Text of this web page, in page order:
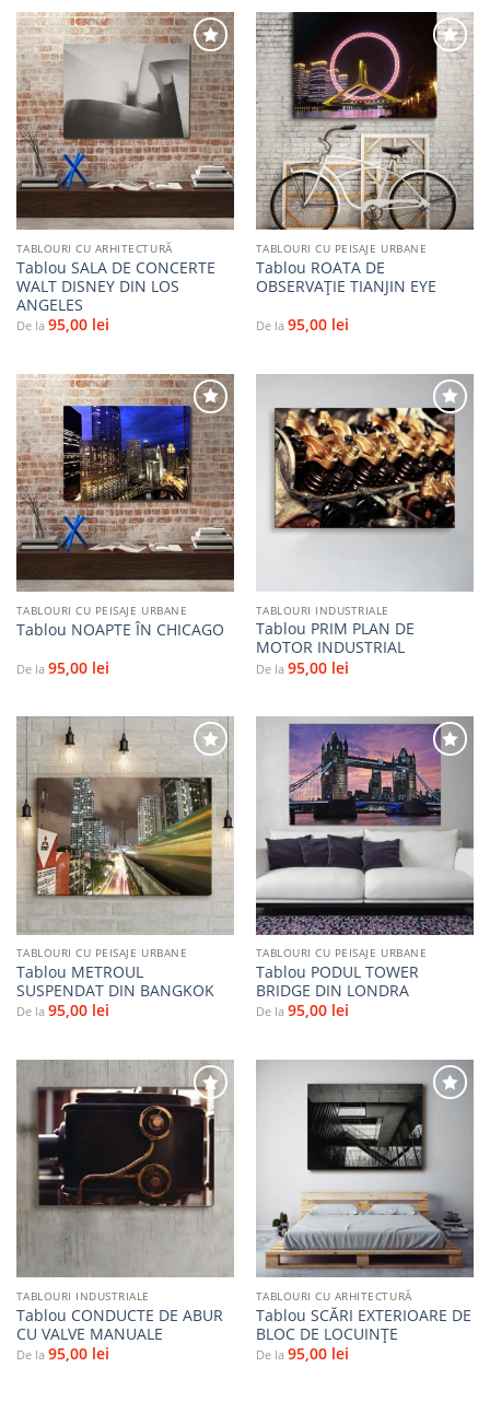
Adaugă
la
favorite
TABLOURI CU ARHITECTURĂ
Tablou SALA DE CONCERTE
WALT DISNEY DIN LOS
ANGELES
De la 95,00 lei
Adaugă
la
favorite
TABLOURI CU PEISAJE URBANE
Tablou ROATA DE
OBSERVAȚIE TIANJIN EYE
De la 95,00 lei
Adaugă
la
favorite
TABLOURI CU PEISAJE URBANE
Tablou NOAPTE ÎN CHICAGO
De la 95,00 lei
Adaugă
la
favorite
TABLOURI INDUSTRIALE
Tablou PRIM PLAN DE
MOTOR INDUSTRIAL
De la 95,00 lei
Adaugă
la
favorite
TABLOURI CU PEISAJE URBANE
Tablou METROUL
SUSPENDAT DIN BANGKOK
De la 95,00 lei
Adaugă
la
favorite
TABLOURI CU PEISAJE URBANE
Tablou PODUL TOWER
BRIDGE DIN LONDRA
De la 95,00 lei
Adaugă
la
favorite
TABLOURI INDUSTRIALE
Tablou CONDUCTE DE ABUR
CU VALVE MANUALE
De la 95,00 lei
Adaugă
TABLOURI CU ARHITECTURĂ
Tablou SCĂRI EXTERIOARE DE
BLOC DE LOCUINȚE
De la 95,00 lei